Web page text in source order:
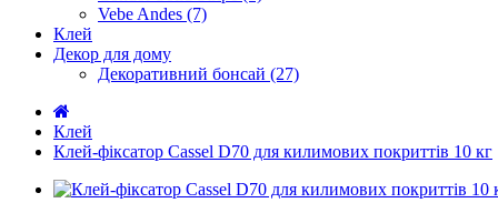
Vebe Andes (7)
Клей
Декор для дому
Декоративний бонсай (27)
Клей
Клей-фіксатор Cassel D70 для килимових покриттів 10 кг